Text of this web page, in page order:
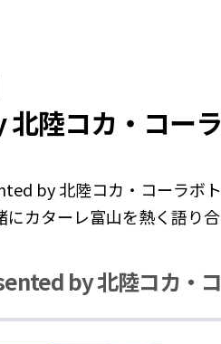
陸コカ・コー
by 北陸コカ・コーラボト
カターレ富山を熱く語り合
by 北陸コカ・